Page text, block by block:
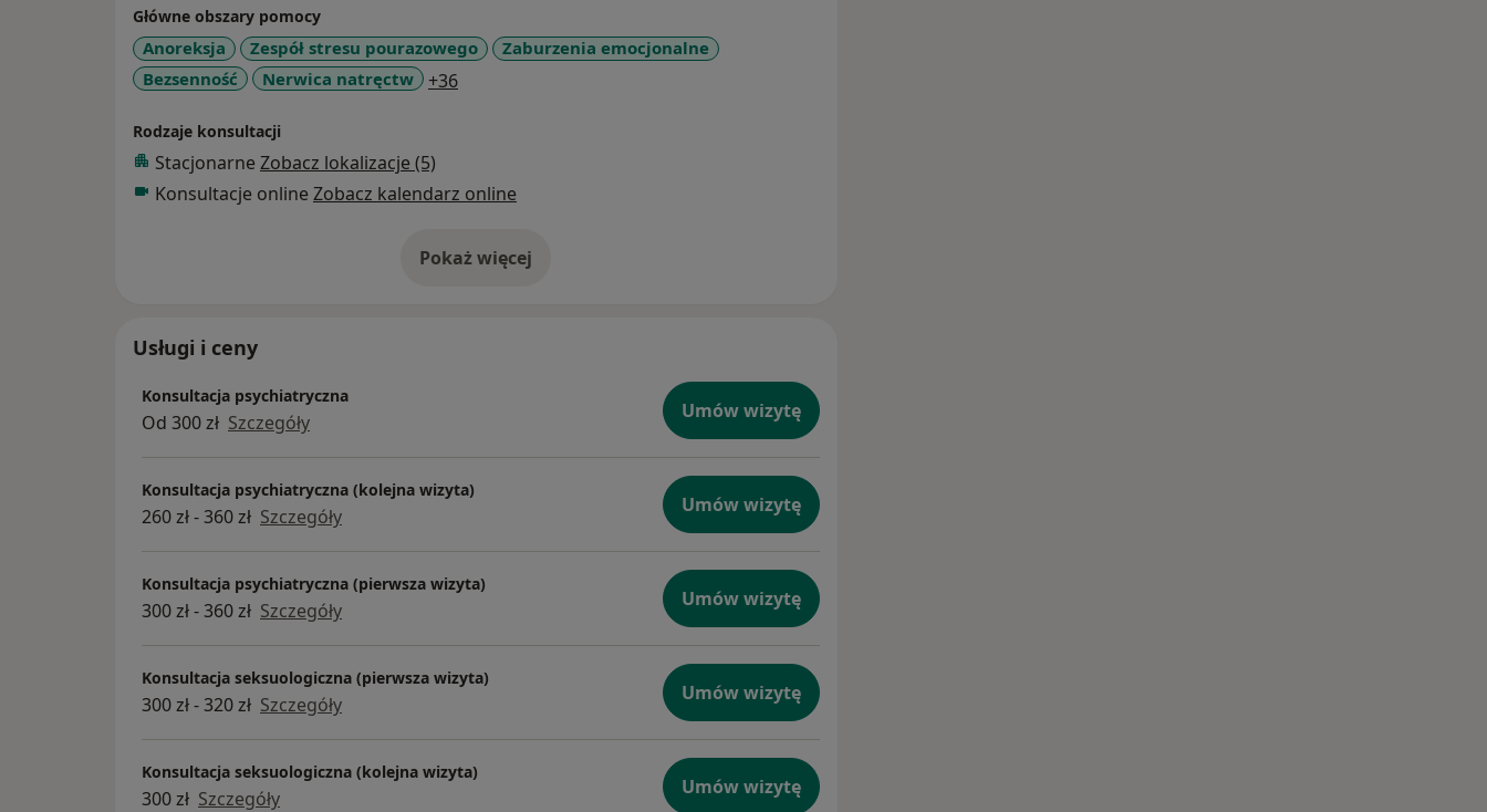
Główne obszary pomocy
Anoreksja Zespół stresu pourazowego
Zaburzenia emocjonalne
Bezsenność
Nerwica natręctw +36a11y_sr_more_diseases
Rodzaje konsultacji
Stacjonarne Zobacz lokalizacje (5)
Konsultacje online Zobacz kalendarz online
Pokaż więcejo doświadczeniu
Usługi i ceny
Konsultacja psychiatryczna
Od 300 zł Szczegóły Umów wizytę
Konsultacja psychiatryczna (kolejna wizyta)
260 zł - 360 zł Szczegóły Umów wizytę
Konsultacja psychiatryczna (pierwsza wizyta)
300 zł - 360 zł Szczegóły Umów wizytę
Konsultacja seksuologiczna (pierwsza wizyta)
300 zł - 320 zł Szczegóły Umów wizytę
Konsultacja seksuologiczna (kolejna wizyta)
300 zł Szczegóły Umów wizytę